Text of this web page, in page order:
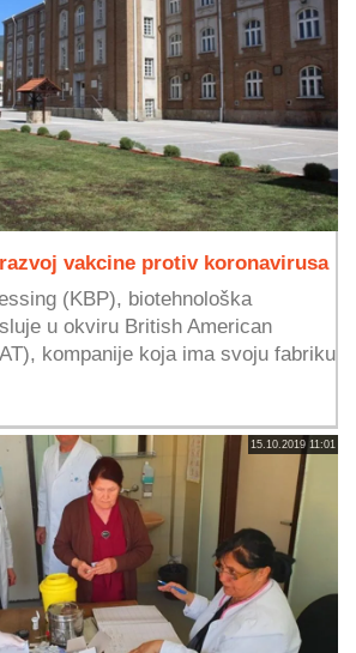
vakcine protiv koronavirusa
(KBP), biotehnološka
u okviru British American
kompanije koja ima svoju fabriku
15.10.2019 11:01